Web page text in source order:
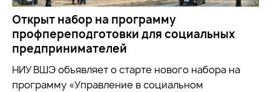
Открыт набор на программу
профпереподготовки для социальных
предпринимателей
НИУ ВШЭ объявляет о старте нового набора на
программу «Управление в социальном